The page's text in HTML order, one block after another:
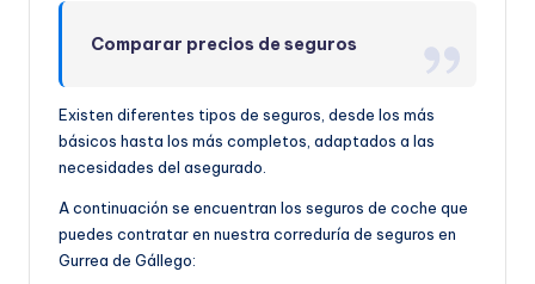
Comparar precios de seguros
Existen diferentes tipos de seguros, desde los más
básicos hasta los más completos, adaptados a las
necesidades del asegurado.
A continuación se encuentran los seguros de coche que
puedes contratar en nuestra correduría de seguros en
Gurrea de Gállego: